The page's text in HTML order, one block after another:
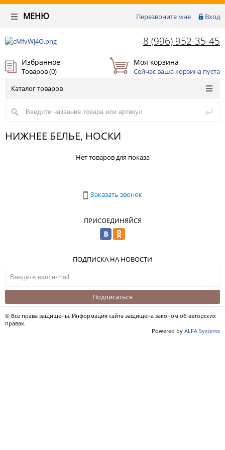
Перезвоните мне Вход
МЕНЮ
8 (996) 952-35-45
Избранное
Товаров (0)
Моя корзина
Сейчас ваша корзина пуста
Каталог товаров
НИЖНЕЕ БЕЛЬЕ, НОСКИ
Нет товаров для показа
Заказать звонок
ПРИСОЕДИНЯЙСЯ
ПОДПИСКА НА НОВОСТИ
Подписаться
© Все права защищены. Информация сайта защищена законом об авторских
правах.
Powered by ALFA Systems